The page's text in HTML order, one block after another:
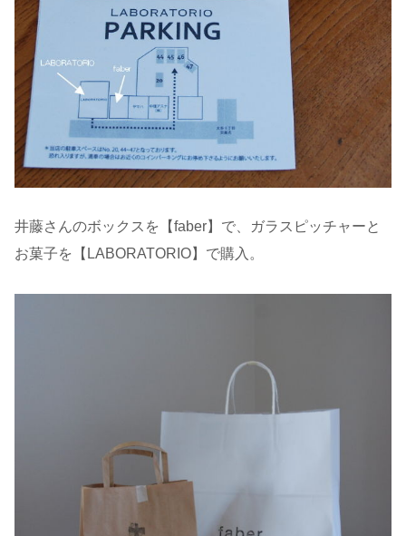
井藤さんのボックスを【faber】で、ガラスピッチャーと
お菓子を【LABORATORIO】で購入。